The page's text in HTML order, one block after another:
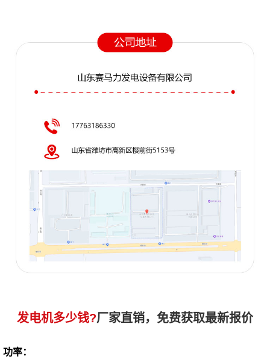
发电机多少钱?厂家直销，免费获取最新报价
功率：